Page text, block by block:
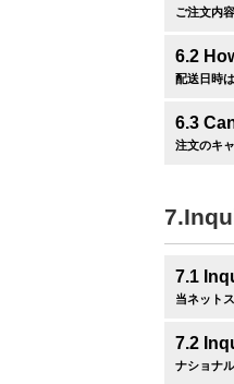
ご注文内
6.2
配送日時
6.3
注文のキ
7.1
当ネット
7.2
ナショナ